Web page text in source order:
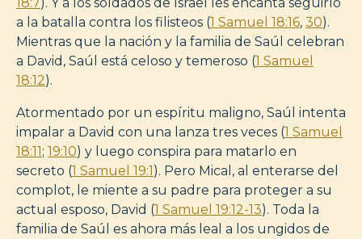
a la batalla contra los filisteos (1 Samuel 18:16, 30).
Mientras que la nación y la familia de Saúl celebran
a David, Saúl está celoso y temeroso (1 Samuel
18:12).
Atormentado por un espíritu maligno, Saúl intenta
impalar a David con una lanza tres veces (1 Samuel
18:11; 19:10) y luego conspira para matarlo en
secreto (1 Samuel 19:1). Pero Mical, al enterarse del
complot, le miente a su padre para proteger a su
actual esposo, David (1 Samuel 19:12-13). Toda la
familia de Saúl es ahora más leal a los ungidos de